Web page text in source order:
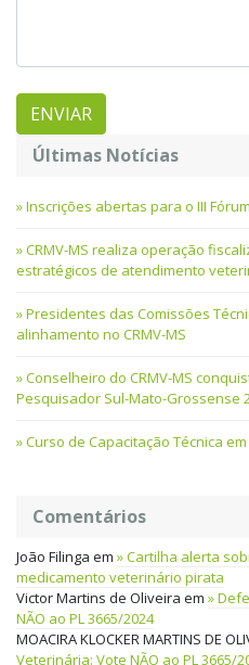
Últimas Notícias
Inscrições abertas para o III
CRMV-MS realiza operação
estratégicos de atendimento
Presidentes das Comissões
alinhamento no CRMV-MS
Conselheiro do CRMV-MS
Pesquisador Sul-Mato-Grossense
Curso de Capacitação Técnica
Comentários
João Filinga em
Cartilha alerta
medicamento veterinário pirata
Victor Martins de Oliveira em
NÃO ao PL 3665/2024
MOACIRA KLOCKER MARTINS DE
Veterinária: Vote NÃO ao PL 3665/